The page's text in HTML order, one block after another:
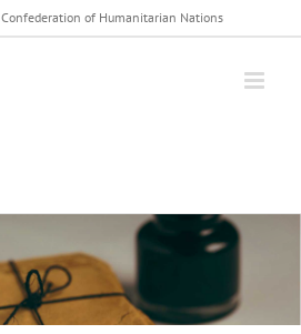
Confederation of Humanitarian Nations